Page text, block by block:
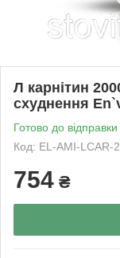
Л карнітин
схуднення
Готово до відправки
Код: EL-AMI-LCAR-
754 ₴